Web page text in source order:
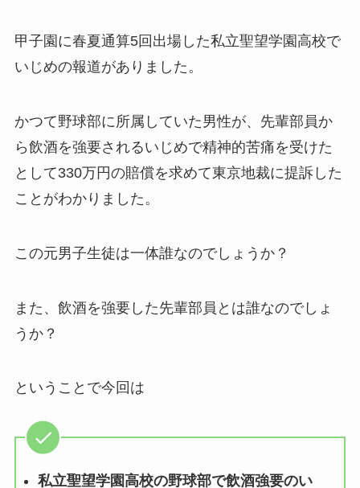
甲子園に春夏通算5回出場した私立聖望学園高校で
いじめの報道がありました。
かつて野球部に所属していた男性が、先輩部員か
ら飲酒を強要されるいじめで精神的苦痛を受けた
として330万円の賠償を求めて東京地裁に提訴した
ことがわかりました。
この元男子生徒は一体誰なのでしょうか？
また、飲酒を強要した先輩部員とは誰なのでしょ
うか？
ということで今回は
私立聖望学園高校の野球部で飲酒強要のい